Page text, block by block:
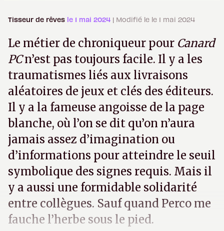
Tisseur de rêves le 1 mai 2024 | Modifié le le 1 mai 2024
Le métier de chroniqueur pour Canard
PCn’est pas toujours facile. Il y a les
traumatismes liés aux livraisons
aléatoires de jeux et clés des éditeurs.
Il y a la fameuse angoisse de la page
blanche, où l’on se dit qu’on n’aura
jamais assez d’imagination ou
d’informations pour atteindre le seuil
symbolique des signes requis. Mais il
y a aussi une formidable solidarité
entre collègues. Sauf quand Perco me
fauche l’herbe sous le pied.